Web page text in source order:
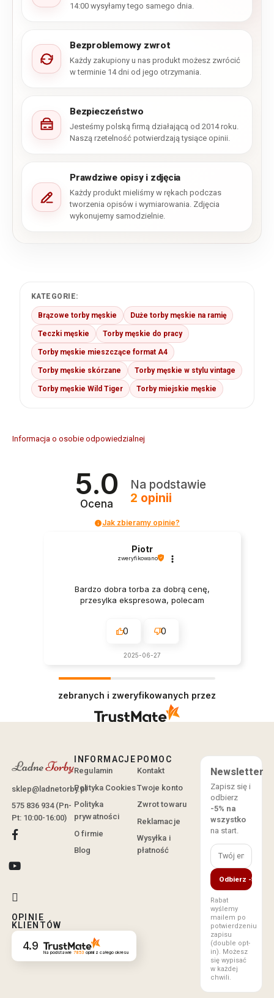
14:00 wysyłamy tego samego dnia.
Bezproblemowy zwrot
Każdy zakupiony u nas produkt możesz zwrócić
w terminie 14 dni od jego otrzymania.
Bezpieczeństwo
Jesteśmy polską firmą działającą od 2014 roku.
Naszą rzetelność potwierdzają tysiące opinii.
Prawdziwe opisy i zdjęcia
Każdy produkt mieliśmy w rękach podczas
tworzenia opisów i wymiarowania. Zdjęcia
wykonujemy samodzielnie.
KATEGORIE:
Brązowe torby męskie Duże torby męskie na ramię
Teczki męskie Torby męskie do pracy
Torby męskie mieszczące format A4
Torby męskie skórzane Torby męskie w stylu vintage
Torby męskie Wild Tiger Torby miejskie męskie
Informacja o osobie odpowiedzialnej
5.0
Ocena
Na podstawie
2 opinii
Jak zbieramy opinie?
Piotr
zweryfikowano
Bardzo dobra torba za dobrą cenę,
przesylka ekspresowa, polecam
0 0
2025-06-27
zebranych i zweryfikowanych przez
sklep@ladnetorby.pl
575 836 934 (Pn-
Pt: 10:00-16:00)
OPINIE
KLIENTÓW
4.9 Na podstawie 7853 opinii z całego okresu
INFORMACJE
Regulamin
Polityka Cookies
Polityka
prywatności
O firmie
Blog
POMOC
Kontakt
Twoje konto
Zwrot towaru
Reklamacje
Wysyłka i
płatność
Newsletter
Zapisz się i
odbierz
-5% na
wszystko
na start.
Odbierz -5%
Rabat
wyślemy
mailem po
potwierdzeniu
zapisu
(double opt-
in). Możesz
się wypisać
w każdej
chwili.